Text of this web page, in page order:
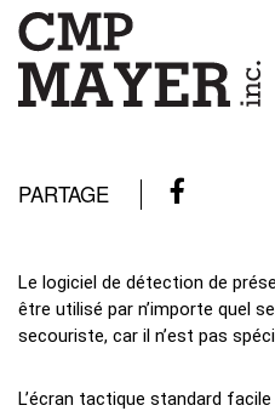
PARTAGE
Le logiciel de détection de
être utilisé par n’importe quel
secouriste, car il n’est pas
L’écran tactique standard